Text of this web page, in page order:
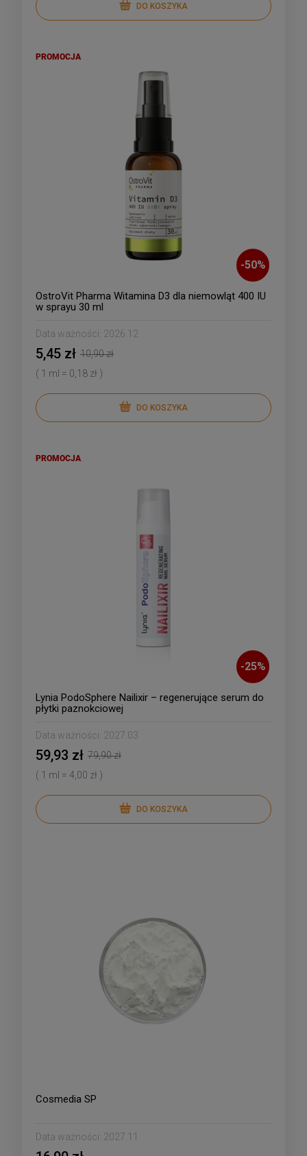
DO KOSZYKA
-50%
OstroVit Pharma Witamina D3 dla niemowląt 400 IU
w sprayu 30 ml
Data ważności: 2026.12
5,45 zł 10,90 zł
( 1 ml = 0,18 zł )
DO KOSZYKA
PROMOCJA
-25%
Lynia PodoSphere Nailixir – regenerujące serum do
płytki paznokciowej
Data ważności: 2027.03
59,93 zł 79,90 zł
( 1 ml = 4,00 zł )
DO KOSZYKA
PROMOCJA
Cosmedia SP
Data ważności: 2027.11